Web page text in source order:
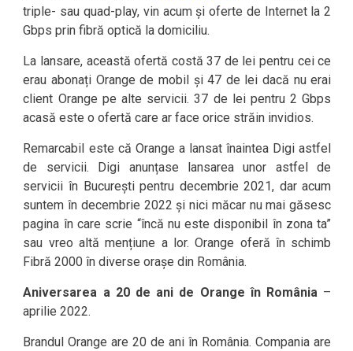
triple- sau quad-play, vin acum și oferte de Internet la 2
Gbps prin fibră optică la domiciliu.
La lansare, această ofertă costă 37 de lei pentru cei ce
erau abonați Orange de mobil și 47 de lei dacă nu erai
client Orange pe alte servicii. 37 de lei pentru 2 Gbps
acasă este o ofertă care ar face orice străin invidios.
Remarcabil este că Orange a lansat înaintea Digi astfel
de servicii. Digi anunțase lansarea unor astfel de
servicii în București pentru decembrie 2021, dar acum
suntem în decembrie 2022 și nici măcar nu mai găsesc
pagina în care scrie “încă nu este disponibil în zona ta”
sau vreo altă mențiune a lor. Orange oferă în schimb
Fibră 2000 în diverse orașe din România.
Aniversarea a 20 de ani de Orange în România –
aprilie 2022.
Brandul Orange are 20 de ani în România. Compania are